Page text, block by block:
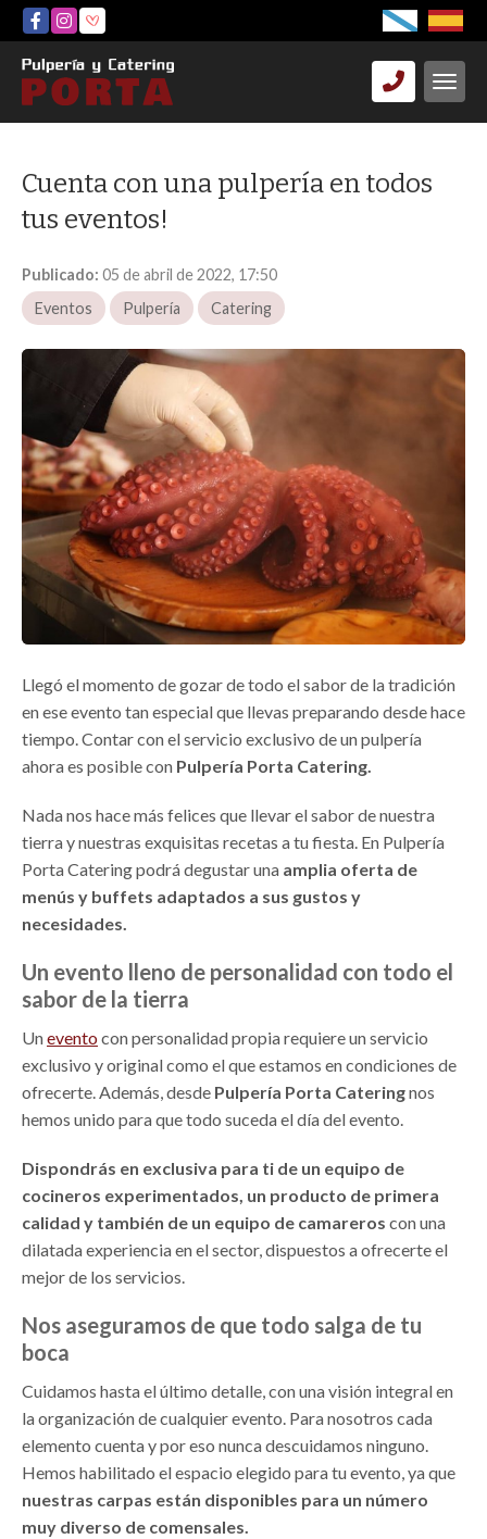
Cuenta con una pulpería en todos
tus eventos!
Publicado: 05 de abril de 2022, 17:50
Eventos
Pulpería Catering
Llegó el momento de gozar de todo el sabor de la tradición
en ese evento tan especial que llevas preparando desde hace
tiempo. Contar con el servicio exclusivo de un pulpería
ahora es posible con Pulpería Porta Catering.
Nada nos hace más felices que llevar el sabor de nuestra
tierra y nuestras exquisitas recetas a tu fiesta. En Pulpería
Porta Catering podrá degustar una amplia oferta de
menús y buffets adaptados a sus gustos y
necesidades.
Un evento lleno de personalidad con todo el
sabor de la tierra
Unevento con personalidad propia requiere un servicio
exclusivo y original como el que estamos en condiciones de
ofrecerte. Además, desde Pulpería Porta Cateringnos
hemos unido para que todo suceda el día del evento.
Dispondrás en exclusiva para ti de un equipo de
cocineros experimentados, un producto de primera
calidad y también de un equipo de camareros con una
dilatada experiencia en el sector, dispuestos a ofrecerte el
mejor de los servicios.
Nos aseguramos de que todo salga de tu
boca
Cuidamos hasta el último detalle, con una visión integral en
la organización de cualquier evento. Para nosotros cada
elemento cuenta y por eso nunca descuidamos ninguno.
Hemos habilitado el espacio elegido para tu evento, ya que
nuestras carpas están disponibles para un número
muy diverso de comensales.